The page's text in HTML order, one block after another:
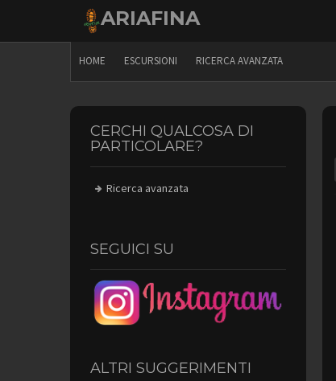
content
ARIAFINA
HOME ESCURSIONI RICERCA AVANZATA
CERCHI QUALCOSA DI
PARTICOLARE?
Ricerca avanzata
SEGUICI SU
ALTRI SUGGERIMENTI